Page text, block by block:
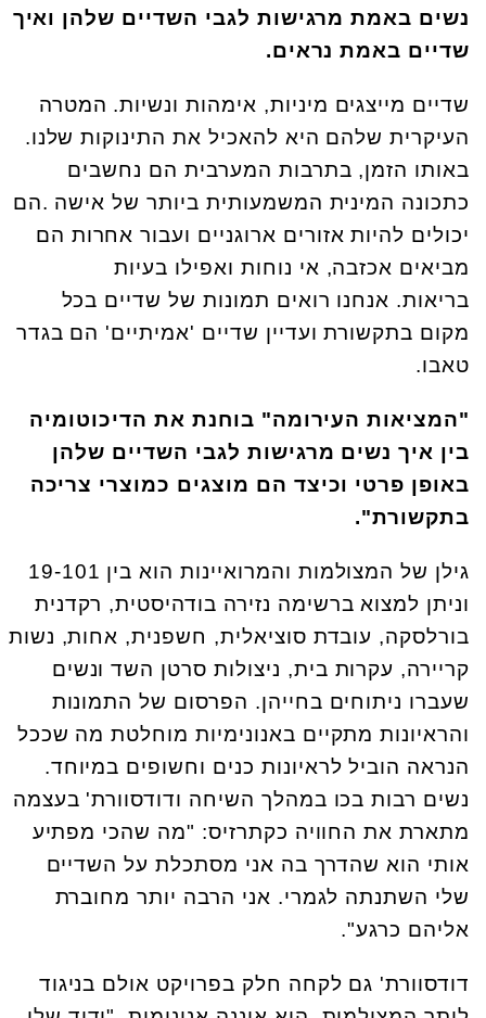
נשים באמת מרגישות לגבי השדיים שלהן ואיך
שדיים באמת נראים.
שדיים מייצגים מיניות, אימהות ונשיות. המטרה
העיקרית שלהם היא להאכיל את התינוקות שלנו.
באותו הזמן, בתרבות המערבית הם נחשבים
כתכונה המינית המשמעותית ביותר של אישה .הם
יכולים להיות אזורים ארוגניים ועבור אחרות הם
מביאים אכזבה, אי נוחות ואפילו בעיות
בריאות. אנחנו רואים תמונות של שדיים בכל
מקום בתקשורת ועדיין שדיים 'אמיתיים' הם בגדר
טאבו.
"המציאות העירומה" בוחנת את הדיכוטומיה
בין איך נשים מרגישות לגבי השדיים שלהן
באופן פרטי וכיצד הם מוצגים כמוצרי צריכה
בתקשורת".
גילן של המצולמות והמרואיינות הוא בין 19-101
וניתן למצוא ברשימה נזירה בודהיסטית, רקדנית
בורלסקה, עובדת סוציאלית, חשפנית, אחות, נשות
קריירה, עקרות בית, ניצולות סרטן השד ונשים
שעברו ניתוחים בחייהן. הפרסום של התמונות
והראיונות מתקיים באנונימיות מוחלטת מה שככל
הנראה הוביל לראיונות כנים וחשופים במיוחד.
נשים רבות בכו במהלך השיחה ודודסוורת' בעצמה
מתארת את החוויה כקתרזיס: "מה שהכי מפתיע
אותי הוא שהדרך בה אני מסתכלת על השדיים
שלי השתנתה לגמרי. אני הרבה יותר מחוברת
אליהם כרגע".
דודסוורת' גם לקחה חלק בפרויקט אולם בניגוד